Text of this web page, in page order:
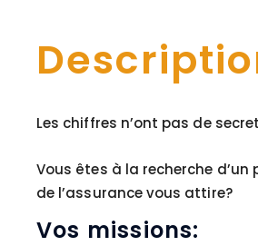
Les chiffres n’ont pas de
Vous êtes à la recherche
de l’assurance vous attire?
Vos missions: